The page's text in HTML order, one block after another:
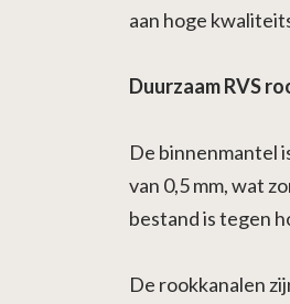
aan hoge
Duurzaam RVS
De binnenmantel
van 0,5 mm, wat
bestand is tegen
De rookkanalen